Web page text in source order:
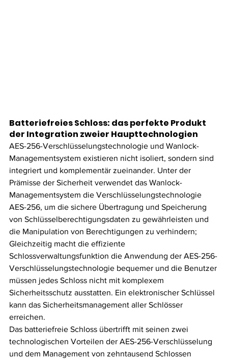
Batteriefreies Schloss: das perfekte Produkt
der Integration zweier Haupttechnologien
AES-256-Verschlüsselungstechnologie und Wanlock-
Managementsystem existieren nicht isoliert, sondern sind
integriert und komplementär zueinander. Unter der
Prämisse der Sicherheit verwendet das Wanlock-
Managementsystem die Verschlüsselungstechnologie
AES-256, um die sichere Übertragung und Speicherung
von Schlüsselberechtigungsdaten zu gewährleisten und
die Manipulation von Berechtigungen zu verhindern;
Gleichzeitig macht die effiziente
Schlossverwaltungsfunktion die Anwendung der AES-256-
Verschlüsselungstechnologie bequemer und die Benutzer
müssen jedes Schloss nicht mit komplexem
Sicherheitsschutz ausstatten. Ein elektronischer Schlüssel
kann das Sicherheitsmanagement aller Schlösser
erreichen.
Das batteriefreie Schloss übertrifft mit seinen zwei
technologischen Vorteilen der AES-256-Verschlüsselung
und dem Management von zehntausend Schlossen